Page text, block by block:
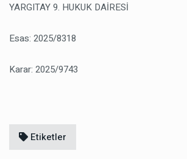
YARGITAY 9. HUKUK DAİRESİ
Esas: 2025/8318
Karar: 2025/9743
Etiketler